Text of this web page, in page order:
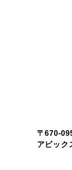
〒670-
アビック